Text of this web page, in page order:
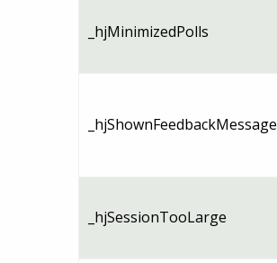
_hjMinimizedPolls
_hjShownFeedbackMessage
_hjSessionTooLarge